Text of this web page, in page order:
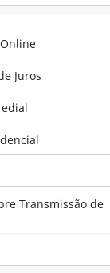
Juros
Transmissão de